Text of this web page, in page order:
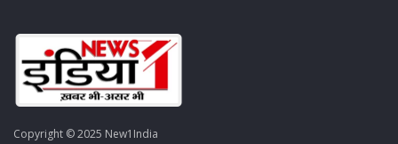
Copyright © 2025 New1India